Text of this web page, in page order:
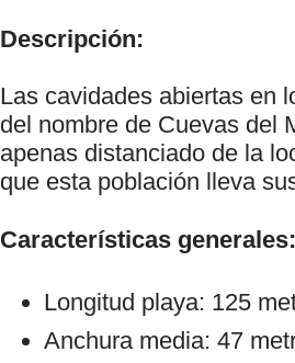
Descripción:
Las cavidades abiertas en
del nombre de Cuevas del
apenas distanciado de la
que esta población lleva
Características generales:
Longitud playa: 125
Anchura media: 47